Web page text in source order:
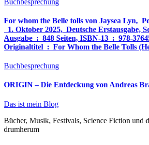
For whom the Belle tolls von Jaysea Lyn,
1. Oktober 2025, ‎ Deutsche Erstausgabe,
Ausgabe ‏ : ‎ 848 Seiten, ISBN-13 ‏ : ‎ 978-3764533694,
Originaltitel ‏ : ‎ For Whom the Belle Tolls
Buchbesprechung
ORIGIN – Die Entdeckung von Andreas
Das ist mein Blog
Bücher, Musik, Festivals, Science Fiction und
drumherum